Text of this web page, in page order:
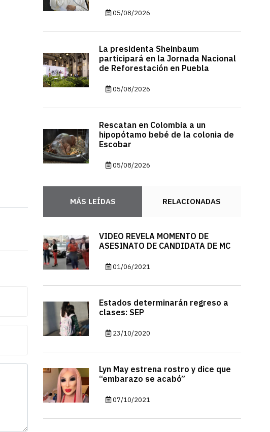
05/08/2026
La presidenta Sheinbaum
participará en la Jornada Nacional
de Reforestación en Puebla
05/08/2026
Rescatan en Colombia a un
hipopótamo bebé de la colonia de
Escobar
05/08/2026
MÁS LEÍDAS RELACIONADAS
VIDEO REVELA MOMENTO DE
ASESINATO DE CANDIDATA DE MC
01/06/2021
Estados determinarán regreso a
clases: SEP
23/10/2020
Lyn May estrena rostro y dice que
“embarazo se acabó”
07/10/2021